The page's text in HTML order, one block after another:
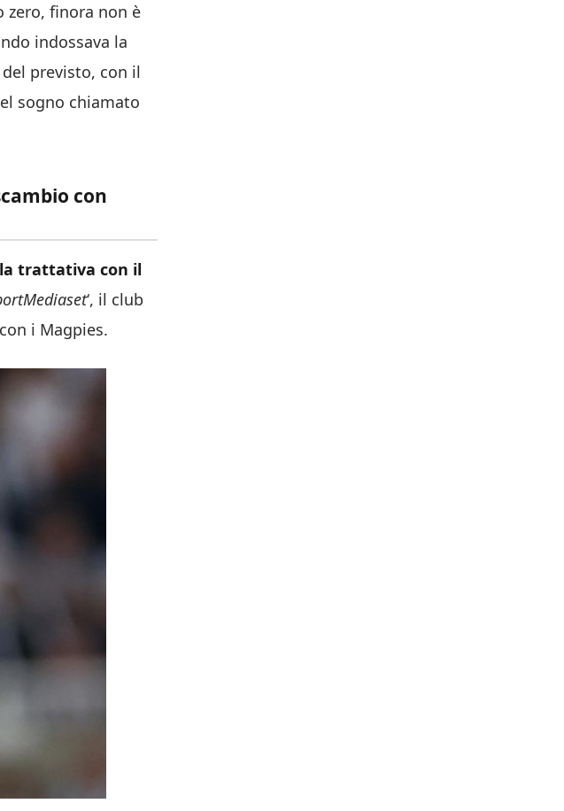
zero, finora non è
indossava la
previsto, con il
sogno chiamato
con
trattativa con il
‘, il club
i Magpies.